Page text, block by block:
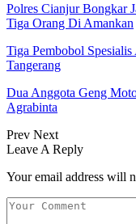
Polres Cianjur Bongkar
Tiga Orang Di Amankan
Tiga Pembobol
Tangerang
Dua Anggota Geng
Agrabinta
Prev Next
Leave A Reply
Your email address will